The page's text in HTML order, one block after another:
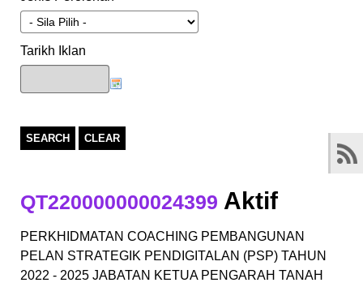
Tarikh Iklan
SEARCH CLEAR
QT220000000024399 Aktif
PERKHIDMATAN COACHING PEMBANGUNAN
PELAN STRATEGIK PENDIGITALAN (PSP) TAHUN
2022 - 2025 JABATAN KETUA PENGARAH TANAH